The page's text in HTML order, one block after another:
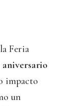
Feria
aniversario
impacto
un